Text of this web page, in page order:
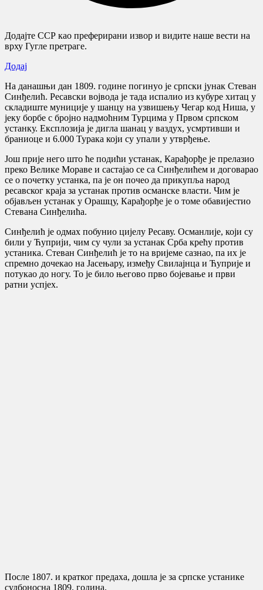
Додајте ССР као преферирани извор и видите наше вести на
врху Гугле претраге.
Додај
На данашњи дан 1809. године погинуо је српски јунак Стеван
Синђелић. Ресавски војвода је тада испалио из кубуре хитац у
складиште муниције у шанцу на узвишењу Чегар код Ниша, у
јеку борбе с бројно надмоћним Турцима у Првом српском
устанку. Експлозија је дигла шанац у ваздух, усмртивши и
браниоце и 6.000 Турака који су упали у утврђење.
Још прије него што ће подићи устанак, Карађорђе је прелазио
преко Велике Мораве и састајао се са Синђелићем и договарао
се о почетку устанка, па је он почео да прикупља народ
ресавског краја за устанак против османске власти. Чим је
објављен устанак у Орашцу, Карађорђе је о томе обавијестио
Стевана Синђелића.
Синђелић је одмах побунио цијелу Ресаву. Османлије, који су
били у Ћуприји, чим су чули за устанак Срба крећу против
устаника. Стеван Синђелић је то на вријеме сазнао, па их је
спремно дочекао на Јасењару, између Свилајнца и Ћуприје и
потукао до ногу. То је било његово прво бојевање и први
ратни успјех.
После 1807. и кратког предаха, дошла је за српске устанике
судбоносна 1809. година.